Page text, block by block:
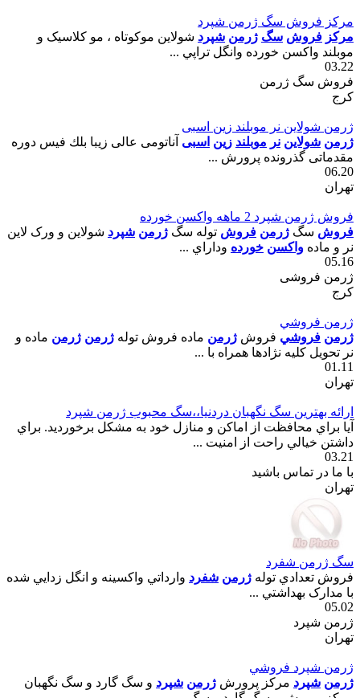
مرکز فروش سگ ژرمن شپرد
مرکز فروش سگ ژرمن شپرد شولاين موکوتاه ، مو کلاسيک و
موبلند واکسن خورده وانگل تراپي ...
03.22
فروش سگ ژرمن
کرج
ژرمن شولاين نر موبلند زين اسبى
ژرمن شولاين نر موبلند زين اسبى آناتومى عالى زيبا بلك فيس دوره
مقدماتى گذرونده پرورش ...
06.20
تهران
فروش ژرمن شپرد 2 ماهه واکسن خورده
فروش سگ ژرمن فروش توله سگ ژرمن شپرد شولاين و ورک لاين
نر و ماده واکسن خورده وداراي ...
05.16
ژرمن فروشی
کرج
ژرمن فروشي
ژرمن فروشي فروش ژرمن ماده فروش توله ژرمن ژرمن ماده و
نر تحويل کليه نژادها همراه با ...
01.11
تهران
ارائه بهترين سگ نگهبان دردنيا،،سگ محبوب ژرمن شپرد
آيا براي محافظت از اماکن و منازل خود به مشکل برخورديد. براي
داشتن خيالي راحت از امنيت ...
03.21
با ما در تماس باشید
تهران
سگ ژرمن شفرد
فروش تعدادي توله ژرمن شفرد وارداتي واکسينه و انگل زدايي شده
با مدارک بهداشتي ...
05.02
ژرمن شپرد
تهران
ژرمن شپرد فروشي
ژرمن شپرد مرکز پرورش ژرمن شپرد و سگ گارد و سگ نگهبان